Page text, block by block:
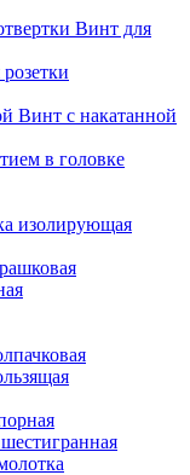
Винт для
Винт с накатанной
в головке
изолирующая